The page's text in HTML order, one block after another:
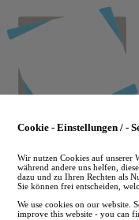
to
main
Cookie - Einstellungen / -
Wir nutzen Cookies auf unserer
während andere uns helfen,
dazu und zu Ihren Rechten als
Sie können frei entscheiden,
We use cookies on our website.
improve this website - you can